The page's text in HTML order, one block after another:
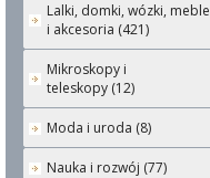
Lalki, domki, wózki, meble
i akcesoria (421)
Mikroskopy i
teleskopy (12)
Moda i uroda (8)
Nauka i rozwój (77)